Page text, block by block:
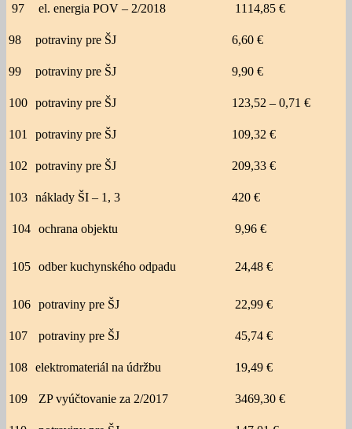
97 el. energia POV – 2/2018 1114,85 €
98 potraviny pre ŠJ 6,60 €
99 potraviny pre ŠJ 9,90 €
100 potraviny pre ŠJ 123,52 – 0,71 €
101 potraviny pre ŠJ 109,32 €
102 potraviny pre ŠJ 209,33 €
103 náklady ŠI – 1, 3 420 €
104 ochrana objektu 9,96 €
105 odber kuchynského odpadu 24,48 €
106 potraviny pre ŠJ 22,99 €
107 potraviny pre ŠJ 45,74 €
108 elektromateriál na údržbu 19,49 €
109 ZP vyúčtovanie za 2/2017 3469,30 €